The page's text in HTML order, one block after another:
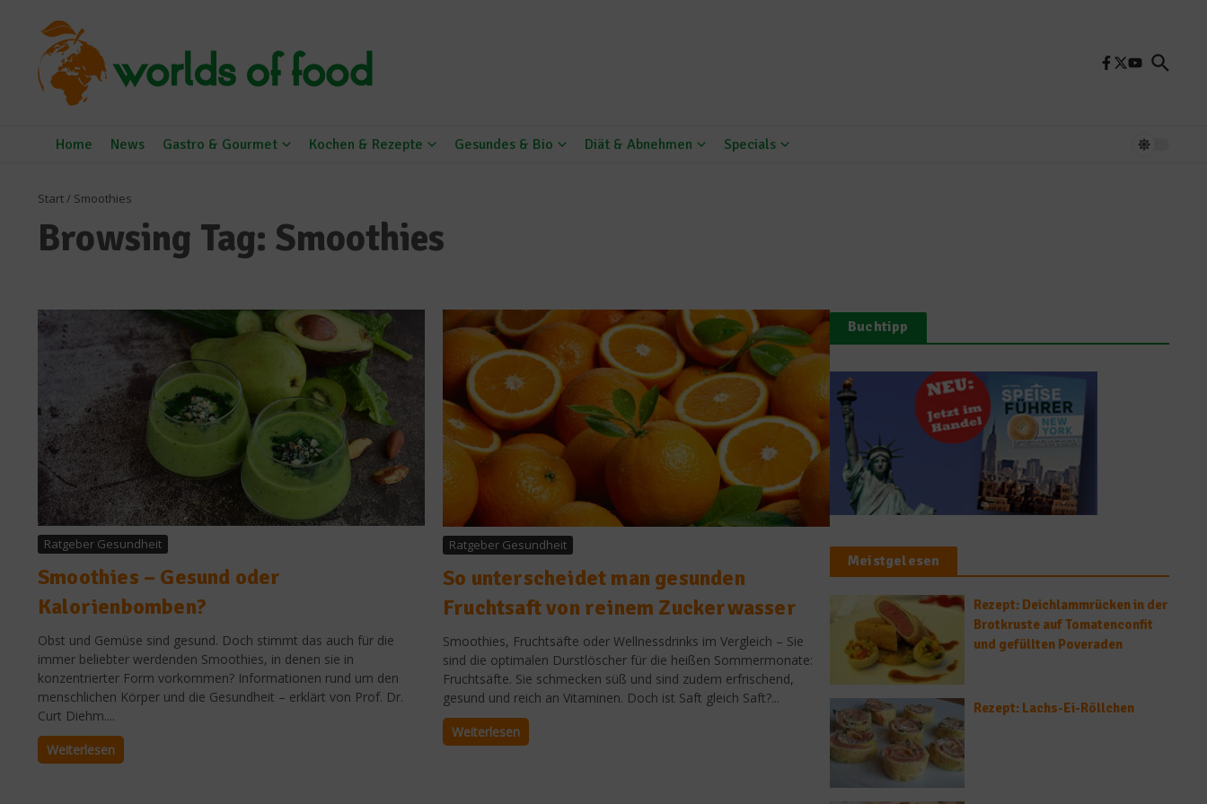
Home News Gastro & Gourmet Kochen & Rezepte Gesundes & Bio Diät & Abnehmen Specials
Start/ Smoothies
Browsing Tag: Smoothies
Ratgeber Gesundheit
Smoothies – Gesund oder
Kalorienbomben?
Obst und Gemüse sind gesund. Doch stimmt das auch für die
immer beliebter werdenden Smoothies, in denen sie in
konzentrierter Form vorkommen? Informationen rund um den
menschlichen Körper und die Gesundheit – erklärt von Prof. Dr.
Curt Diehm....
Weiterlesen
Ratgeber Gesundheit
So unterscheidet man gesunden
Fruchtsaft von reinem Zuckerwasser
Smoothies, Fruchtsäfte oder Wellnessdrinks im Vergleich – Sie
sind die optimalen Durstlöscher für die heißen Sommermonate:
Fruchtsäfte. Sie schmecken süß und sind zudem erfrischend,
gesund und reich an Vitaminen. Doch ist Saft gleich Saft?...
Weiterlesen
Buchtipp
Meistgelesen
Rezept: Deichlammrücken in der
Brotkruste auf Tomatenconfit
und gefüllten Poveraden
Rezept: Lachs-Ei-Röllchen